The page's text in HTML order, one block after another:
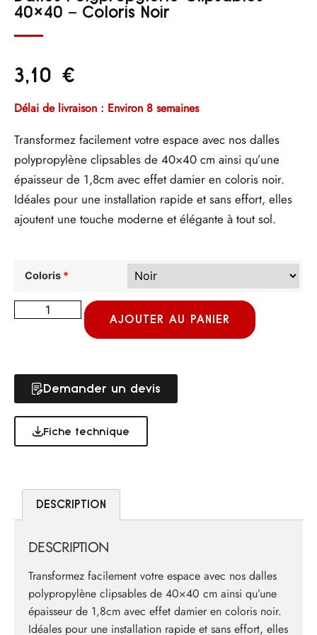
40×40 – Coloris Noir
3,10 €
Délai de livraison : Environ 8 semaines
Transformez facilement votre espace avec nos dalles
polypropylène clipsables de 40×40 cm ainsi qu’une
épaisseur de 1,8cm avec effet damier en coloris noir.
Idéales pour une installation rapide et sans effort, elles
ajoutent une touche moderne et élégante à tout sol.
Coloris *
AJOUTER AU PANIER
Demander un devis
Fiche technique
DESCRIPTION
DESCRIPTION
Transformez facilement votre espace avec nos dalles
polypropylène clipsables de 40×40 cm ainsi qu’une
épaisseur de 1,8cm avec effet damier en coloris noir.
Idéales pour une installation rapide et sans effort, elles